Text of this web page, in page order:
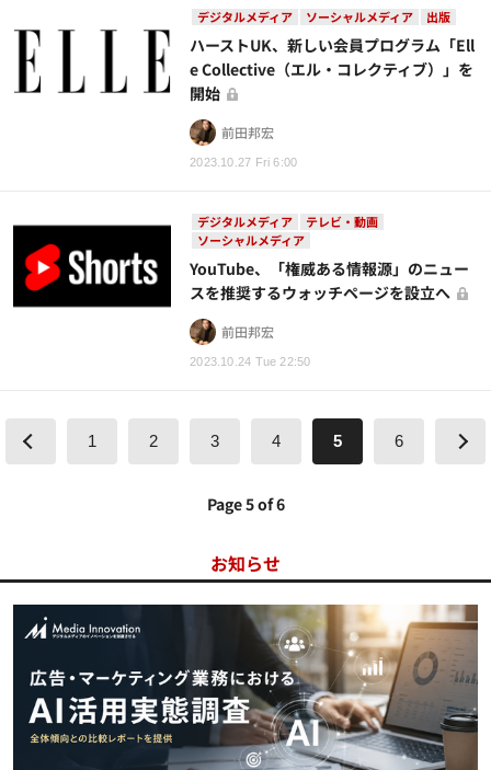
デジタルメディア ソーシャルメディア 出版
2023.10.27 Fri 6:00
ハーストUK、新しい会員プログラム「Ell
e Collective（エル・コレクティブ）」を
開始
前田邦宏
デジタルメディア
テレビ・動画
ソーシャルメディア
2023.10.24 Tue 22:50
YouTube、「権威ある情報源」のニュー
スを推奨するウォッチページを設立へ
前田邦宏
1 2 3 4 5 6
Page 5 of 6
お知らせ